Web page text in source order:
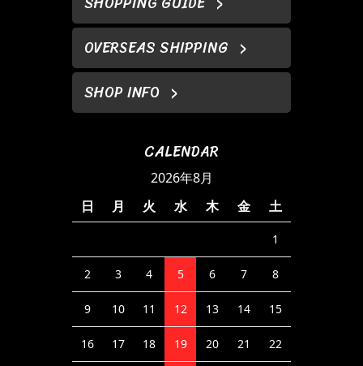
OVERSEAS SHIPPING
SHOP INFO
CALENDAR
2026年8月
日
月 火 水 木 金 土
1
2 3 4 5 6 7 8
9 10 11 12 13 14 15
16 17 18 19 20 21 22